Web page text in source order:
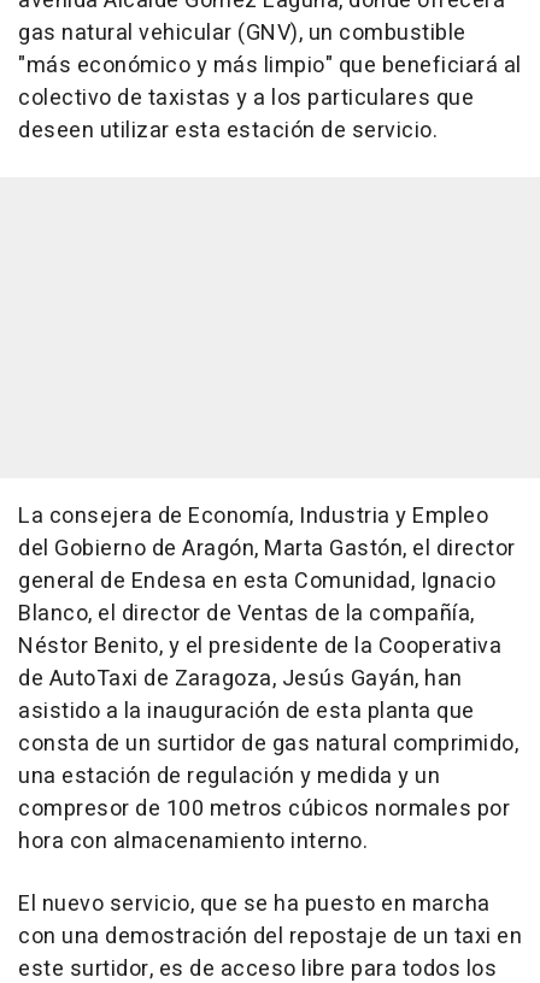
gas natural vehicular (GNV), un combustible
"más económico y más limpio" que beneficiará al
colectivo de taxistas y a los particulares que
deseen utilizar esta estación de servicio.
La consejera de Economía, Industria y Empleo
del Gobierno de Aragón, Marta Gastón, el director
general de Endesa en esta Comunidad, Ignacio
Blanco, el director de Ventas de la compañía,
Néstor Benito, y el presidente de la Cooperativa
de AutoTaxi de Zaragoza, Jesús Gayán, han
asistido a la inauguración de esta planta que
consta de un surtidor de gas natural comprimido,
una estación de regulación y medida y un
compresor de 100 metros cúbicos normales por
hora con almacenamiento interno.
El nuevo servicio, que se ha puesto en marcha
con una demostración del repostaje de un taxi en
este surtidor, es de acceso libre para todos los